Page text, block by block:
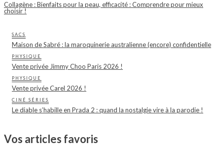
Collagène : Bienfaits pour la peau, efficacité : Comprendre pour mieux
choisir !
SACS
Maison de Sabré : la maroquinerie australienne (encore) confidentielle
PHYSIQUE
Vente privée Jimmy Choo Paris 2026 !
PHYSIQUE
Vente privée Carel 2026 !
CINÉ SÉRIES
Le diable s’habille en Prada 2 : quand la nostalgie vire à la parodie !
Vos articles favoris